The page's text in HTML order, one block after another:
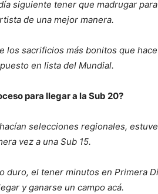
siguiente tener que madrugar
de una mejor manera.
los sacrificios más bonitos que
en lista del Mundial.
para llegar a la Sub 20?
selecciones regionales,
vez a una Sub 15.
duro, el tener minutos en Primera
y ganarse un campo acá.